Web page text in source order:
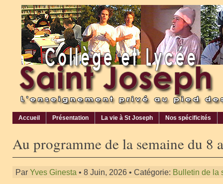
Accueil Présentation La vie à St Joseph Nos spécificités
Au programme de la semaine du 8
Par Yves Ginesta • 8 Juin, 2026 • Catégorie: Bulletin de la